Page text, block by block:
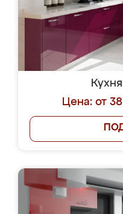
Цена: от